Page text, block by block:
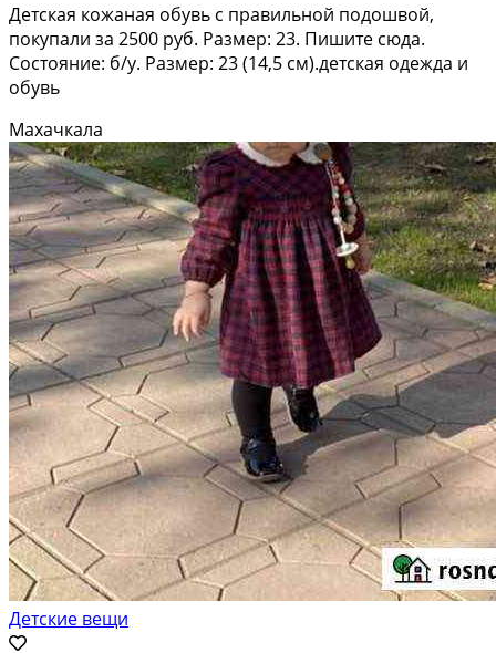
Детская кожаная обувь с правильной подошвой,
покупали за 2500 руб. Размер: 23. Пишите сюда.
Состояние: б/у. Размер: 23 (14,5 см).детская одежда и
обувь
Махачкала
Детские вещи